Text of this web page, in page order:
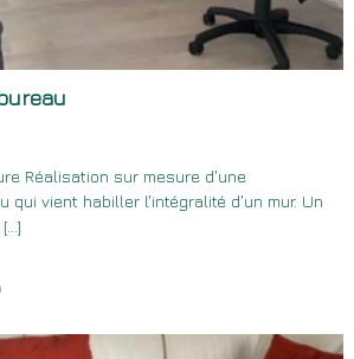
Réalisation sur mesure d’une
qui vient habiller l’intégralité d’un mur. Un